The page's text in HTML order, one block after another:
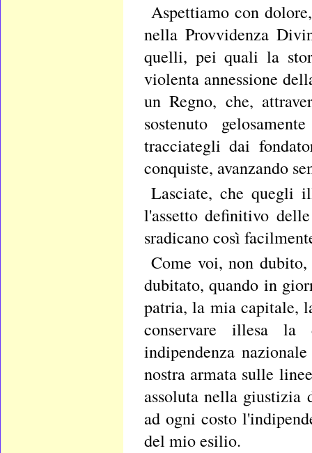
Aspettiamo con
nella Provvidenza
quelli, pei quali la
violenta annessione
un Regno, che,
sostenuto
tracciategli dai
conquiste, avanzando
Lasciate, che quegli
l'assetto definitivo
sradicano così
Come voi, non
dubitato, quando in
patria, la mia capitale,
conservare illesa la
indipendenza
nostra armata sulle
assoluta nella giustizia
ad ogni costo
del mio esilio.